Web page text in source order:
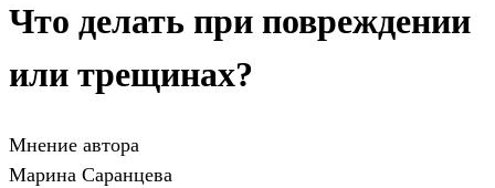
Что делать при повреждении
или трещинах?
Мнение автора
Марина Саранцева